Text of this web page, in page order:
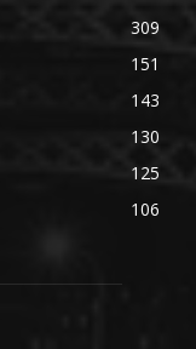
309
151
143
130
125
106